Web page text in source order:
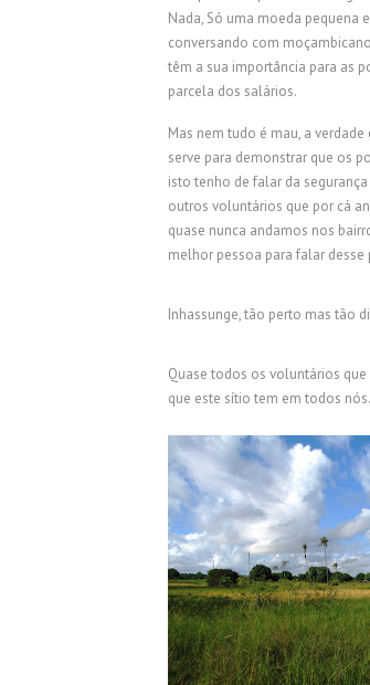
Nada, Só uma moeda pequena
conversando com
têm a sua importância para as
parcela dos salários.
Mas nem tudo é mau, a
serve para demonstrar que os
isto tenho de falar da
outros voluntários que por cá
quase nunca andamos nos
melhor pessoa para falar desse
Inhassunge, tão perto mas tão
Quase todos os voluntários
que este sítio tem em todos